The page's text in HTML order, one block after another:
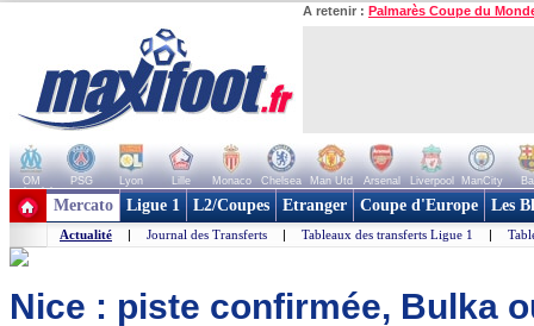
A retenir : Palmarès Coupe du
OM PSG Lyon Lille Monaco Chelsea Man Utd Arsenal Liverpool ManCity
+ de clubs
Mercato Ligue 1 L2/Coupes Etranger Coupe d'Europe Les
Actualité | Journal des Transferts | Tableaux des transferts Ligue 1 |
Nice : piste confirmée, Bulka